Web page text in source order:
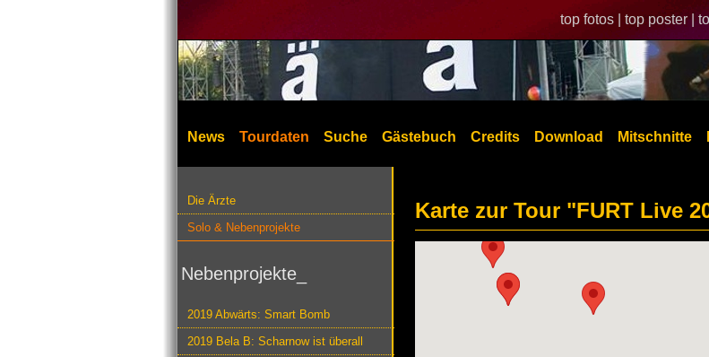
top fotos | top poster |
News Tourdaten Suche Gästebuch Credits Download Mitschnitte
Die Ärzte
Solo & Nebenprojekte
Nebenprojekte_
2019 Abwärts: Smart Bomb
2019 Bela B: Scharnow ist überall
Karte zur Tour "FURT Live